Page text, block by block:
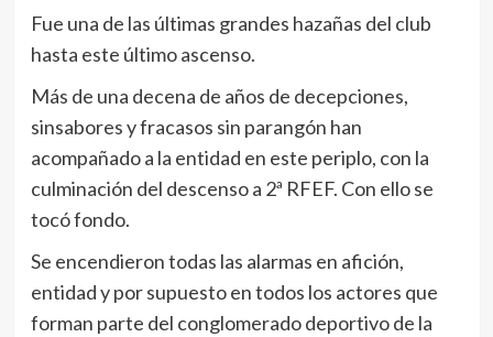
Fue una de las últimas grandes hazañas del club
hasta este último ascenso.
Más de una decena de años de decepciones,
sinsabores y fracasos sin parangón han
acompañado a la entidad en este periplo, con la
culminación del descenso a 2ª RFEF. Con ello se
tocó fondo.
Se encendieron todas las alarmas en afición,
entidad y por supuesto en todos los actores que
forman parte del conglomerado deportivo de la